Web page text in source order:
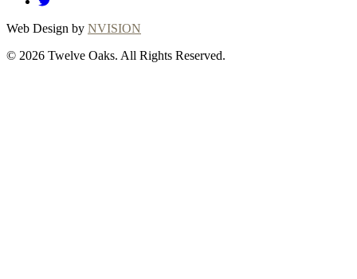
Web Design by NVISION
© 2026 Twelve Oaks. All Rights Reserved.